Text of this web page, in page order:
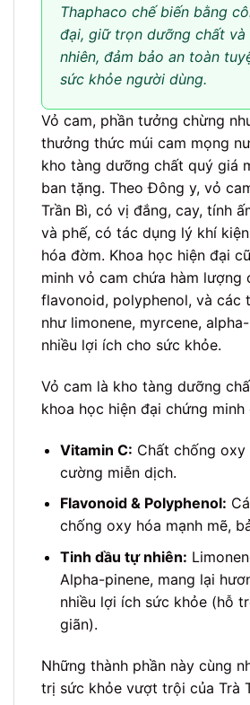
Thaphaco chế biến bằng
đại, giữ trọn dưỡng chất
nhiên, đảm bảo an toàn
sức khỏe người dùng.
Vỏ cam, phần tưởng chừng
thưởng thức múi cam mọng
kho tàng dưỡng chất quý giá
ban tặng. Theo Đông y, vỏ
Trần Bì, có vị đắng, cay, tính
và phế, có tác dụng lý khí
hóa đờm. Khoa học hiện đại
minh vỏ cam chứa hàm lượng
flavonoid, polyphenol, và các
như limonene, myrcene,
nhiều lợi ích cho sức khỏe.
Vỏ cam là kho tàng dưỡng
khoa học hiện đại chứng minh
Vitamin C: Chất chống oxy
cường miễn dịch.
Flavonoid & Polyphenol:
chống oxy hóa mạnh mẽ,
Tinh dầu tự nhiên:
Alpha-pinene, mang lại
nhiều lợi ích sức khỏe (hỗ
giãn).
Những thành phần này cùng
trị sức khỏe vượt trội của Trà